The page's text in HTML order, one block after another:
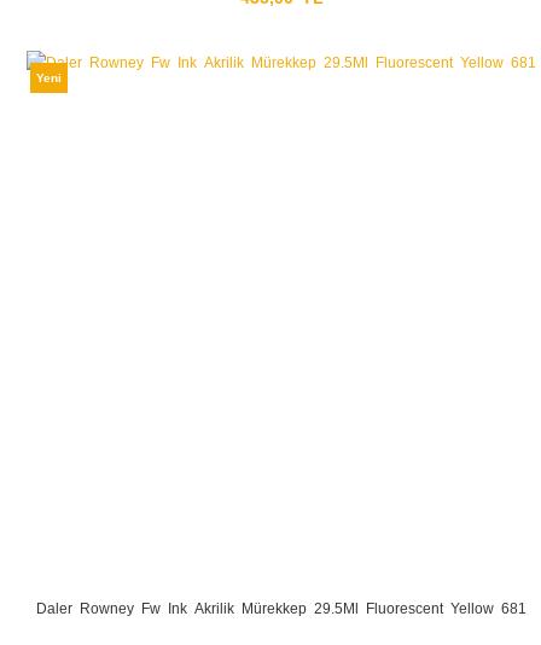
Yeni
Daler Rowney Fw Ink Akrilik Mürekkep 29.5Ml Fluorescent Yellow 681